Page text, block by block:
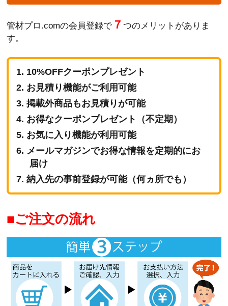
管材プロ.comの会員登録で ７つのメリットがありま
す。
10%OFFクーポンプレゼント
お見積り機能がご利用可能
掲載外商品もお見積りが可能
お得なクーポンプレゼント（不定期）
お気に入り機能が利用可能
メールマガジンでお得な情報を定期的にお
届け
納入先の事前登録が可能（何ヵ所でも）
ご注文の流れ